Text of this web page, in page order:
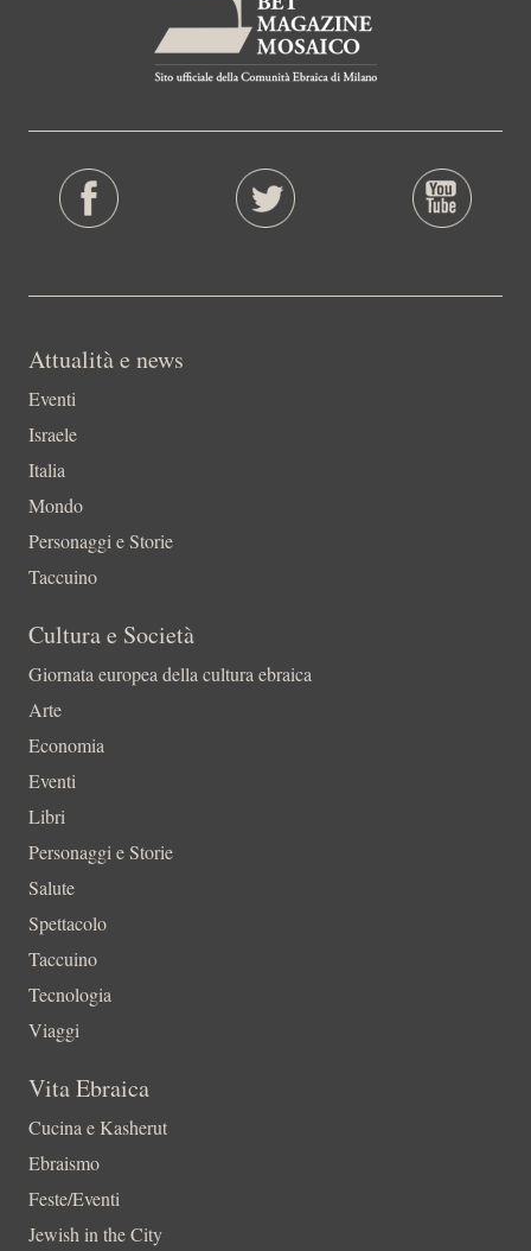
Attualità e news
Eventi
Israele
Italia
Mondo
Personaggi e Storie
Taccuino
Cultura e Società
Giornata europea della cultura ebraica
Arte
Economia
Eventi
Libri
Personaggi e Storie
Salute
Spettacolo
Taccuino
Tecnologia
Viaggi
Vita Ebraica
Cucina e Kasherut
Ebraismo
Feste/Eventi
Jewish in the City